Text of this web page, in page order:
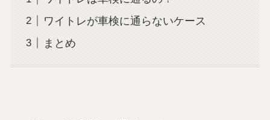
ワイトレが車検に通らないケース
まとめ